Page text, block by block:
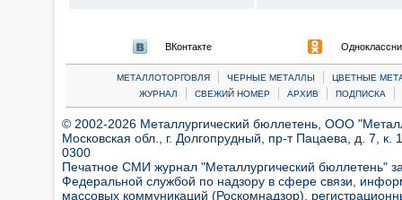
ВКонтакте
МЕТАЛЛОТОРГОВЛЯ | ЧЕРНЫЕ МЕТАЛЛЫ |
ЦВЕТНЫЕ
ЖУРНАЛ
| СВЕЖИЙ НОМЕР | АРХИВ | ПОДПИСКА |
© 2002-2026 Металлургический бюллетень, ООО
Московская обл., г. Долгопрудный, пр-т Пацаева, д. 7,
0300
Печатное СМИ журнал "Металлургический бюллетень"
Федеральной службой по надзору в сфере связи,
массовых коммуникаций (Роскомнадзор),